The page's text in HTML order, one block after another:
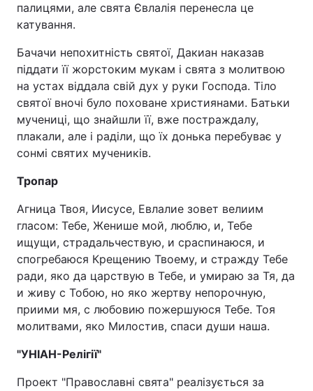
палицями, але свята Євлалія перенесла це
катування.
Бачачи непохитність святої, Дакиан наказав
піддати її жорстоким мукам і свята з молитвою
на устах віддала свій дух у руки Господа. Тіло
святої вночі було поховане християнами. Батьки
мучениці, що знайшли її, вже постраждалу,
плакали, але і раділи, що їх донька перебуває у
сонмі святих мучеників.
Тропар
Агница Твоя, Иисусе, Евлалие зовет велиим
гласом: Тебе, Женише мой, люблю, и, Тебе
ищущи, страдальчествую, и сраспинаюся, и
спогребаюся Крещению Твоему, и стражду Тебе
ради, яко да царствую в Тебе, и умираю за Тя, да
и живу с Тобою, но яко жертву непорочную,
приими мя, с любовию пожершуюся Тебе. Тоя
молитвами, яко Милостив, спаси души наша.
"УНІАН-Релігії"
Проект "Православні свята" реалізується за